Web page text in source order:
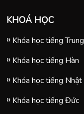
KHOÁ HỌC
Khóa học tiếng Trung
Khóa học tiếng Hàn
Khóa học tiếng Nhật
Khóa học tiếng Đức